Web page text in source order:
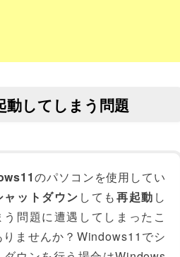
してしまう問題
のパソコンを使用してい
ャットダウン しても再起動 し
う問題に遭遇してしまったこ
りませんか？Windows11でシ